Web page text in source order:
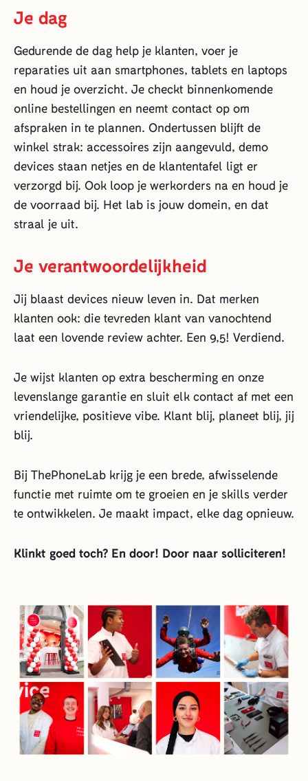
Je dag
Gedurende de dag help je klanten, voer je
reparaties uit aan smartphones, tablets en laptops
en houd je overzicht. Je checkt binnenkomende
online bestellingen en neemt contact op om
afspraken in te plannen. Ondertussen blijft de
winkel strak: accessoires zijn aangevuld, demo
devices staan netjes en de klantentafel ligt er
verzorgd bij. Ook loop je werkorders na en houd je
de voorraad bij. Het lab is jouw domein, en dat
straal je uit.
Je verantwoordelijkheid
Jij blaast devices nieuw leven in. Dat merken
klanten ook: die tevreden klant van vanochtend
laat een lovende review achter. Een 9,5! Verdiend.
Je wijst klanten op extra bescherming en onze
levenslange garantie en sluit elk contact af met een
vriendelijke, positieve vibe. Klant blij, planeet blij, jij
blij.
Bij ThePhoneLab krijg je een brede, afwisselende
functie met ruimte om te groeien en je skills verder
te ontwikkelen. Je maakt impact, elke dag opnieuw.
Klinkt goed toch? En door! Door naar solliciteren!